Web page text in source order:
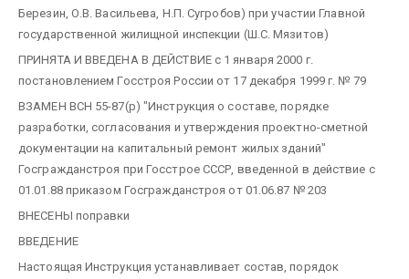
Березин, О.В. Васильева, Н.П. Сугробов) при участии Главной
государственной жилищной инспекции (Ш.С. Мязитов)
ПРИНЯТА И ВВЕДЕНА В ДЕЙСТВИЕ с 1 января 2000 г.
постановлением Госстроя России от 17 декабря 1999 г. № 79
ВЗАМЕН ВСН 55-87(р) "Инструкция о составе, порядке
разработки, согласования и утверждения проектно-сметной
документации на капитальный ремонт жилых зданий"
Госгражданстроя при Госстрое СССР, введенной в действие с
01.01.88 приказом Госгражданстроя от 01.06.87 № 203
ВНЕСЕНЫ поправки
ВВЕДЕНИЕ
Настоящая Инструкция устанавливает состав, порядок